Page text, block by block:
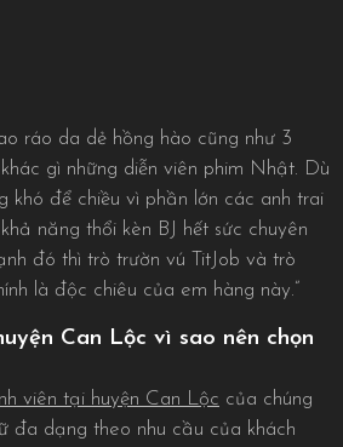
ráo da dẻ hồng hào cũng như 3
gì những diễn viên phim Nhật. Dù
khó để chiều vì phần lớn các anh trai
năng thổi kèn BJ hết sức chuyên
đó thì trò trườn vú TitJob và trò
là độc chiêu của em hàng này.”
Can Lộc vì sao nên chọn
viên tại huyện Can Lộc của chúng
đa dạng theo nhu cầu của khách